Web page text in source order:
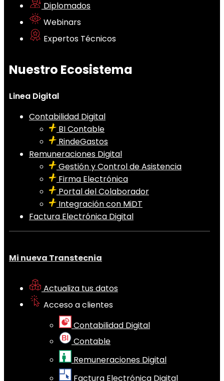
Diplomados
Webinars
Expertos Técnicos
Nuestro Ecosistema
Linea Digital
Contabilidad Digital
BI Contable
RindeGastos
Remuneraciones Digital
Gestión y Control de Asistencia
Firma Electrónica
Portal del Colaborador
Integración con MiDT
Factura Electrónica Digital
Mi nueva Transtecnia
Actualiza tus datos
Acceso a clientes
Contabilidad Digital
Contable
Remuneraciones Digital
Factura Electrónica Digital